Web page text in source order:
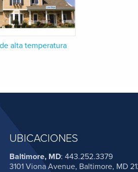
alta temperatura
UBICACIONES
Baltimore, MD: 443.252.3379
3101 Viona Avenue, Baltimore, MD